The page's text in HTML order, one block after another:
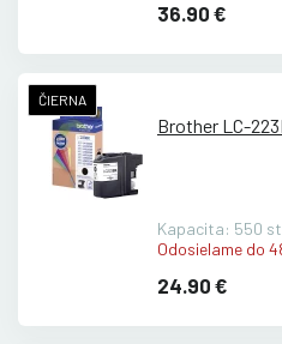
36.90 €
ČIERNA
Brother LC-
Kapacita: 550
Odosielame do
24.90 €